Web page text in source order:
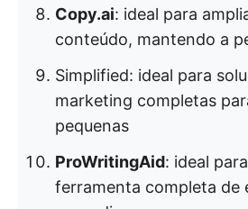
Copy.ai: ideal para
conteúdo, mantendo a
Simplified: ideal para
marketing completas
pequenas
ProWritingAid: ideal
ferramenta completa de